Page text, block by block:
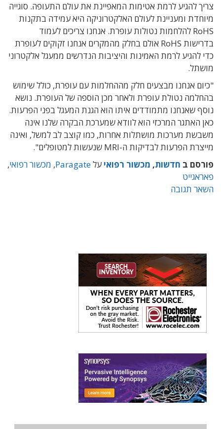
צריך להגיע לרמת אטימות המאפיינת את עולם התעופה. סוגייה
מיוחדת ומעניינת לעולם האלקטרוניקה היא עמידה בתקנות
RoHS להלחמות נטולות עופרת. אנחנו צריכים לעמוד
בדרישות RoHS אולם בחלק מהמקרים אנחנו זקוקים לעופרת
כדי להגיע לרמת האמינות והיציבות הנדרשים ממעגל אלקטרוני
מושתל.
"כיום אנחנו מבצעים חלק מההחלמות עם עופרת, כולל שימוש
בהחלמה נטולת עופרת ולאחר מכן הוספה של העופרת. נושא
נוסף שאנחנו מתמודדים איתו הוא הגנת המעגל בפני הפרעות.
כאן האתגר המרכזי הוא לוודא שמערכת הבקרה שלנו אינה
משבשת מערכות מושתלות אחרות, כמו קוצב לב למשל, ואינה
מייצרת הפרעות לבדיקות ה-MRI שנעשות למטופלים".
פורסם ב חדשות, מכשור רפואי עלParagate
, מכשור רפואי,
פאראגייט
השאר תגובה